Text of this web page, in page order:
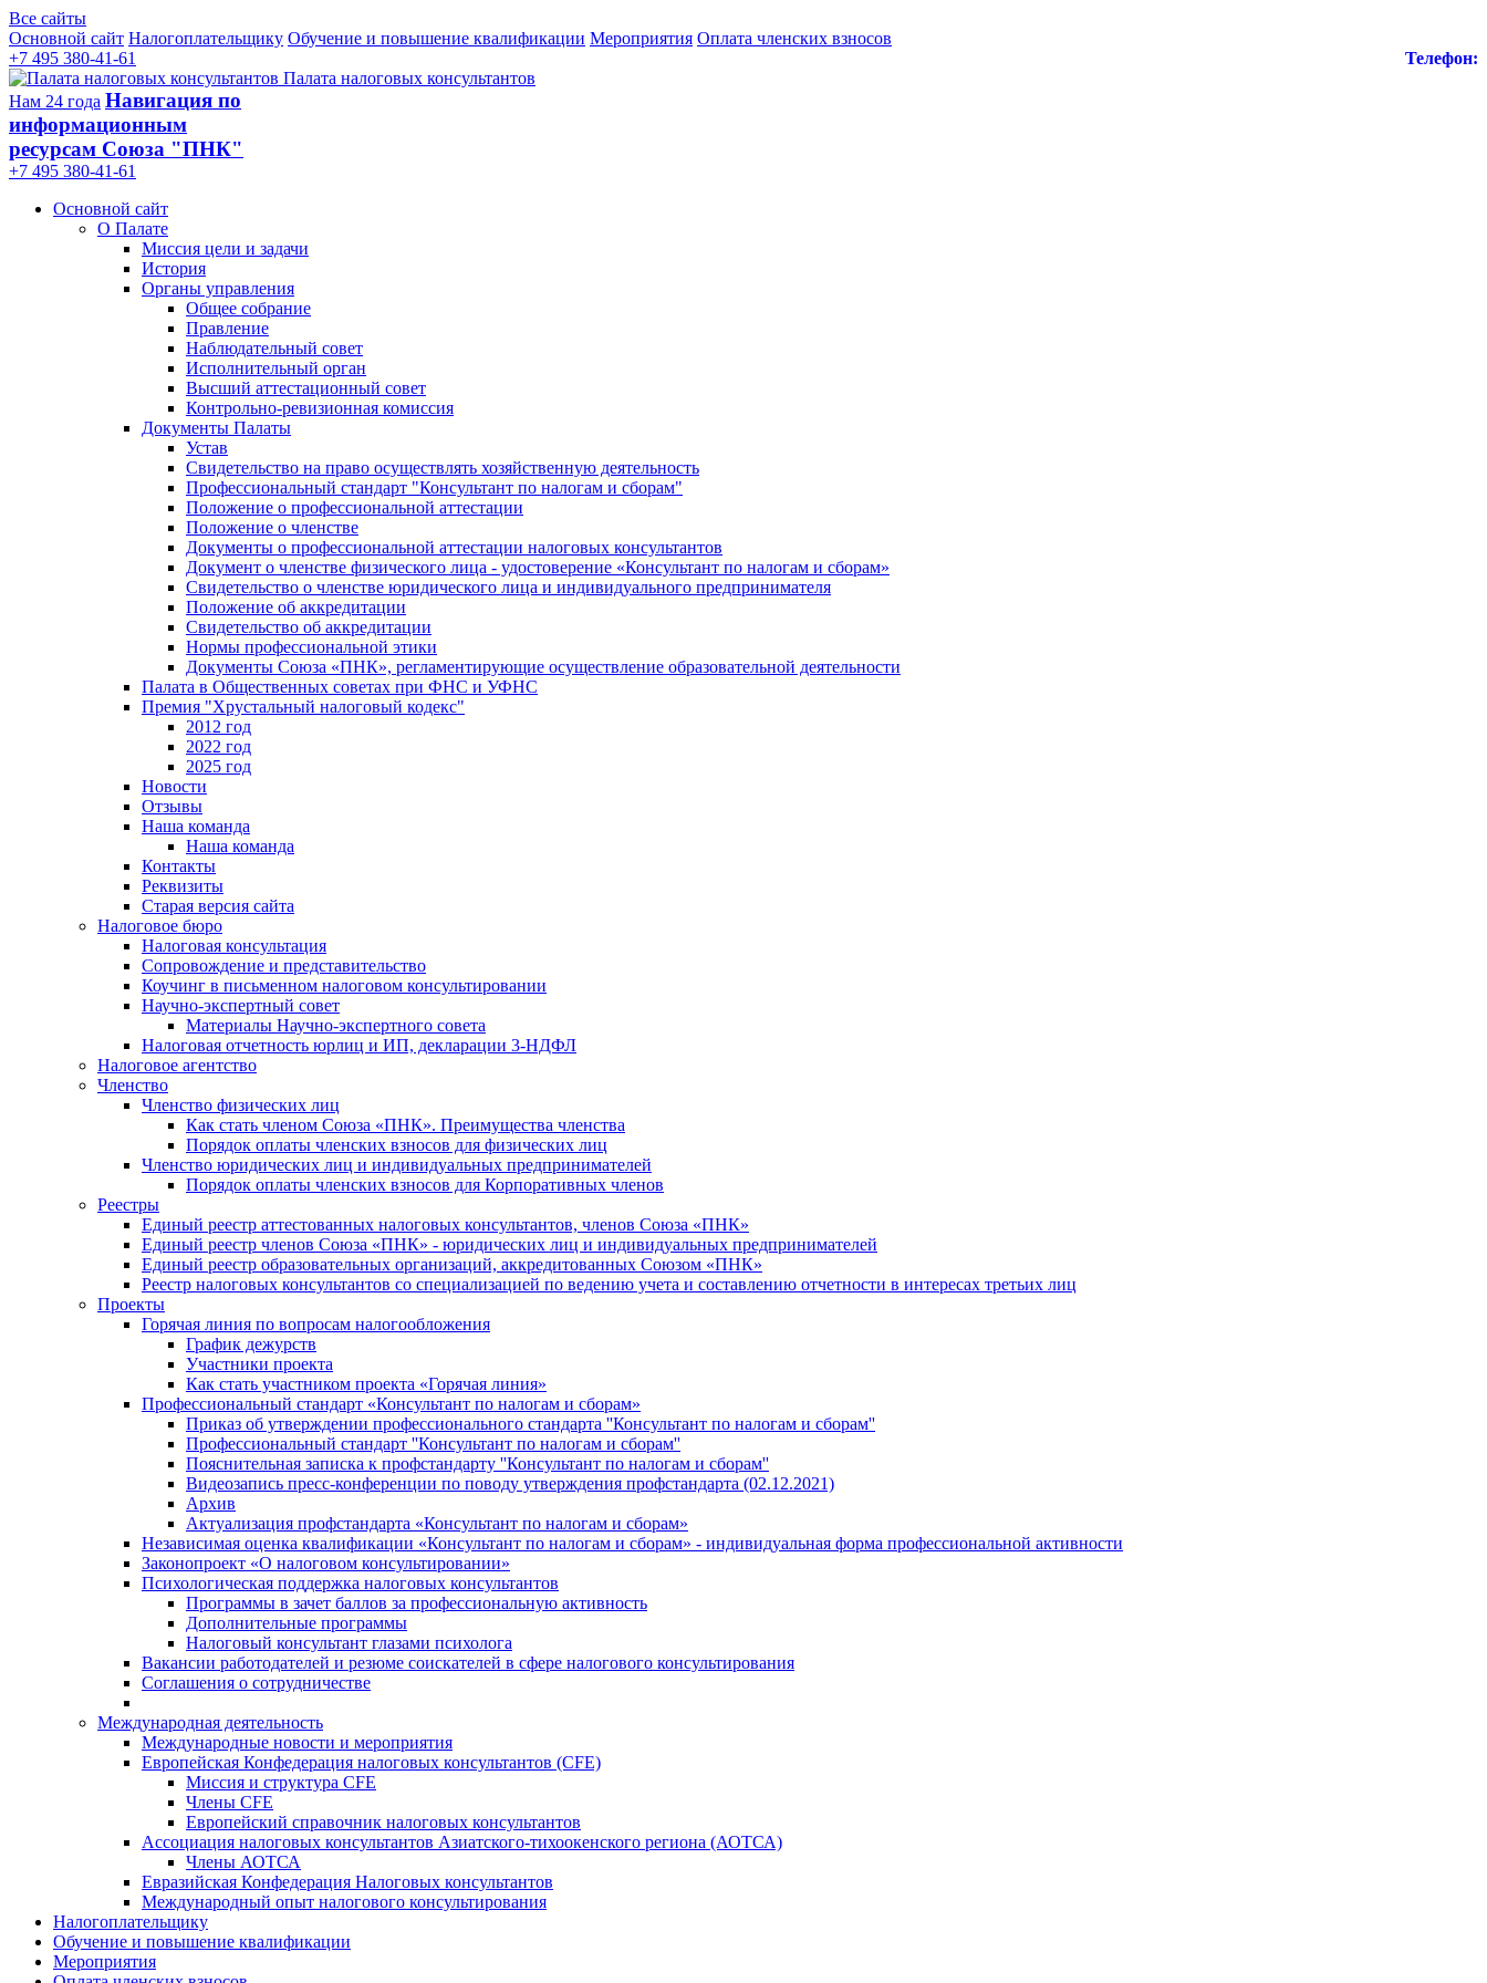
Все сайты
Основной сайт Налогоплательщику Обучение и повышение квалификации Мероприятия Оплата членских взносов
Телефон:
+7 495 380-41-61
Палата налоговых консультантов
Нам 24 года Навигация по
информационным
ресурсам Союза "ПНК"
+7 495 380‑41‑61
Основной сайт
О Палате
Миссия цели и задачи
История
Органы управления
Общее собрание
Правление
Наблюдательный совет
Исполнительный орган
Высший аттестационный совет
Контрольно-ревизионная комиссия
Документы Палаты
Устав
Свидетельство на право осуществлять хозяйственную деятельность
Профессиональный стандарт "Консультант по налогам и сборам"
Положение о профессиональной аттестации
Положение о членстве
Документы о профессиональной аттестации налоговых консультантов
Документ о членстве физического лица - удостоверение «Консультант по налогам и сборам»
Свидетельство о членстве юридического лица и индивидуального предпринимателя
Положение об аккредитации
Свидетельство об аккредитации
Нормы профессиональной этики
Документы Союза «ПНК», регламентирующие осуществление образовательной деятельности
Палата в Общественных советах при ФНС и УФНС
Премия "Хрустальный налоговый кодекс"
2012 год
2022 год
2025 год
Новости
Отзывы
Наша команда
Наша команда
Контакты
Реквизиты
Старая версия сайта
Налоговое бюро
Налоговая консультация
Cопровождение и представительство
Коучинг в письменном налоговом консультировании
Научно-экспертный совет
Материалы Научно-экспертного совета
Налоговая отчетность юрлиц и ИП, декларации 3-НДФЛ
Налоговое агентство
Членство
Членство физических лиц
Как стать членом Союза «ПНК». Преимущества членства
Порядок оплаты членских взносов для физических лиц
Членство юридических лиц и индивидуальных предпринимателей
Порядок оплаты членских взносов для Корпоративных членов
Реестры
Единый реестр аттестованных налоговых консультантов, членов Союза «ПНК»
Единый реестр членов Союза «ПНК» - юридических лиц и индивидуальных предпринимателей
Единый реестр образовательных организаций, аккредитованных Союзом «ПНК»
Реестр налоговых консультантов со специализацией по ведению учета и составлению отчетности в интересах третьих лиц
Проекты
Горячая линия по вопросам налогообложения
График дежурств
Участники проекта
Как стать участником проекта «Горячая линия»
Профессиональный стандарт «Консультант по налогам и сборам»
Приказ об утверждении профессионального стандарта ''Консультант по налогам и сборам''
Профессиональный стандарт ''Консультант по налогам и сборам''
Пояснительная записка к профстандарту ''Консультант по налогам и сборам''
Видеозапись пресс-конференции по поводу утверждения профстандарта (02.12.2021)
Архив
Актуализация профстандарта «Консультант по налогам и сборам»
Независимая оценка квалификации «Консультант по налогам и сборам» - индивидуальная форма профессиональной активности
Законопроект «О налоговом консультировании»
Психологическая поддержка налоговых консультантов
Программы в зачет баллов за профессиональную активность
Дополнительные программы
Налоговый консультант глазами психолога
Вакансии работодателей и резюме соискателей в сфере налогового консультирования
Соглашения о сотрудничестве
Международная деятельность
Международные новости и мероприятия
Европейская Конфедерация налоговых консультантов (CFE)
Миссия и структура CFE
Члены CFE
Европейский справочник налоговых консультантов
Ассоциация налоговых консультантов Азиатского-тихоокенского региона (АОТСА)
Члены АОТСА
Евразийская Конфедерация Налоговых консультантов
Международный опыт налогового консультирования
Налогоплательщику
Обучение и повышение квалификации
Мероприятия